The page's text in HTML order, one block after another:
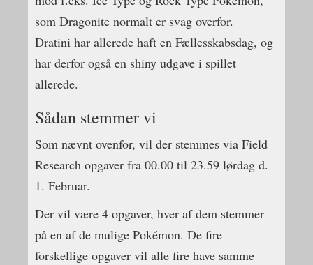
som Dragonite normalt er svag overfor.
Dratini har allerede haft en Fællesskabsdag, og
har derfor også en shiny udgave i spillet
allerede.
Sådan stemmer vi
Som nævnt ovenfor, vil der stemmes via Field
Research opgaver fra 00.00 til 23.59 lørdag d.
1. Februar.
Der vil være 4 opgaver, hver af dem stemmer
på en af de mulige Pokémon. De fire
forskellige opgaver vil alle fire have samme